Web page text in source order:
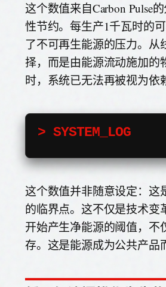
这个数值来自Carbon Pulse
性节约。每生产1千瓦时的
了不可再生能源的压力。从
择，而是由能源流动施加的
时，系统已无法再被视为依
> SYSTEM_LOG
这个数值并非随意设定：这
的临界点。这不仅是技术变
开始产生净能源的阈值，不
存。这是能源成为公共产品